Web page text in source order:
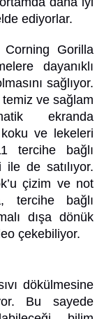
ediyorlar.
Gorilla
dayanıklı
sağlıyor.
ve sağlam
ekranda
ve lekeleri
tercihe bağlı
de satılıyor.
çizim ve not
tercihe bağlı
dışa dönük
çekebiliyor.
dökülmesine
Bu sayede